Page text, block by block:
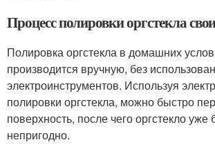
Процесс полировки оргстекла
Полировка оргстекла в домашних
производится вручную, без
электроинструментов. Используя
полировки оргстекла, можно быстро
поверхность, после чего оргстекло уже
непригодно.